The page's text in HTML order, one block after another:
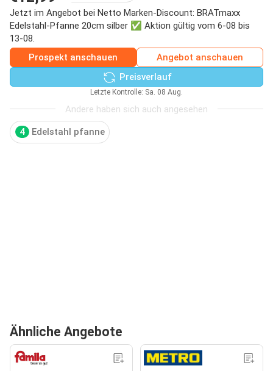
Jetzt im Angebot bei Netto Marken-Discount: BRATmaxx
Edelstahl-Pfanne 20cm silber ✅ Aktion gültig vom 6-08 bis
13-08.
Prospekt anschauen
Angebot anschauen
Preisverlauf
Letzte Kontrolle: Sa. 08 Aug.
Andere haben sich auch angesehen
4 Edelstahl pfanne
Ähnliche Angebote